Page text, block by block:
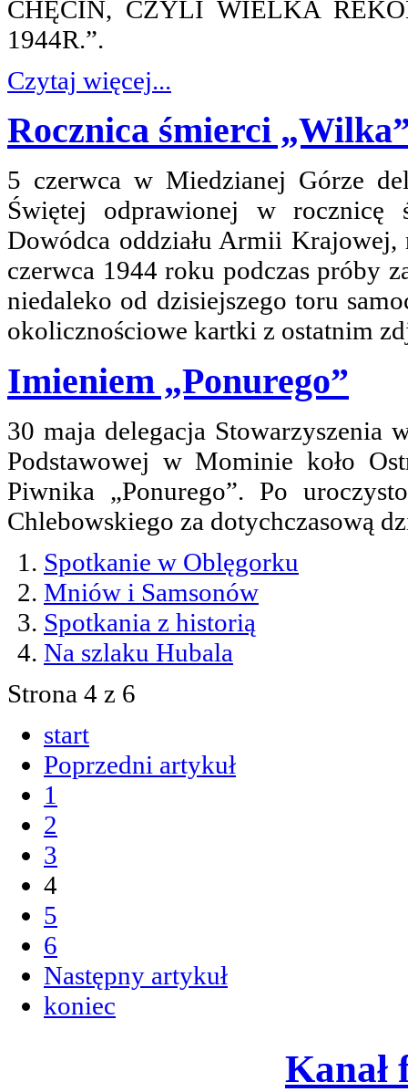
CHĘCIN, CZYLI WIELKA
1944R.”.
Czytaj więcej...
Rocznica śmierci
5 czerwca w Miedzianej Górze
Świętej odprawionej w rocznicę
Dowódca oddziału Armii Krajowej,
czerwca 1944 roku podczas próby
niedaleko od dzisiejszego toru
okolicznościowe kartki z ostatnim
Imieniem „Ponurego”
30 maja delegacja Stowarzyszenia
Podstawowej w Mominie koło
Piwnika „Ponurego”. Po
Chlebowskiego za dotychczasową
Spotkanie w Oblęgorku
Mniów i Samsonów
Spotkania z historią
Na szlaku Hubala
Strona 4 z 6
start
Poprzedni artykuł
1
2
3
4
5
6
Następny artykuł
koniec